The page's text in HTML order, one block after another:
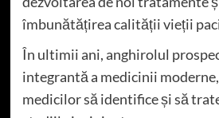
îmbunătățirea calității vieții
În ultimii ani, anghirolul
integrantă a medicinii
medicilor să identifice și să